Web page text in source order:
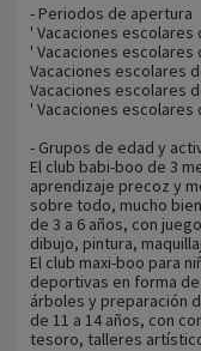
- Periodos de apertura
' Vacaciones escolares
' Vacaciones escolares
Vacaciones escolares
Vacaciones escolares
' Vacaciones escolares
- Grupos de edad y
El club babi-boo de 3
aprendizaje precoz y
sobre todo, mucho
de 3 a 6 años, con
dibujo, pintura,
El club maxi-boo para
deportivas en forma
árboles y preparación
de 11 a 14 años, con
tesoro, talleres